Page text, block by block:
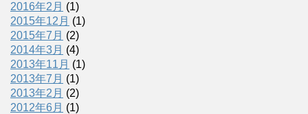
2016年2月 (1)
2015年12月 (1)
2015年7月 (2)
2014年3月 (4)
2013年11月 (1)
2013年7月 (1)
2013年2月 (2)
2012年6月 (1)